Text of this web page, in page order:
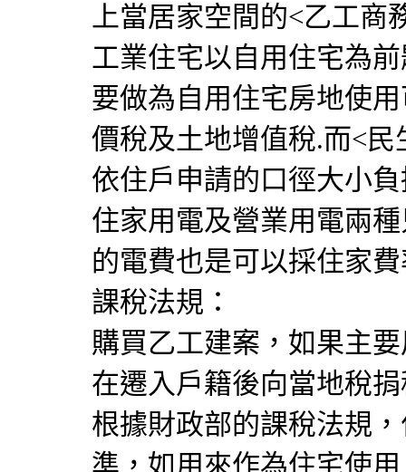
上當居家空間的<乙工商
工業住宅以自用住宅為
要做為自用住宅房地使
價稅及土地增值稅.而<
依住戶申請的口徑大小
住家用電及營業用電兩
的電費也是可以採住家
課稅法規：
購買乙工建案，如果主
在遷入戶籍後向當地稅
根據財政部的課稅法規
準，如用來作為住宅使